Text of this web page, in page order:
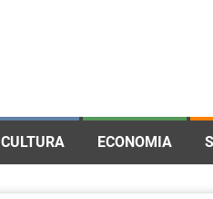
CULTURA ECONOMIA